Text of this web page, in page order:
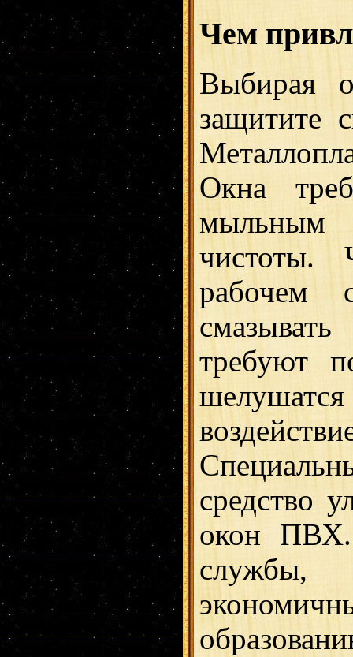
Чем
Выбирая
защитите
Окна
мыльным
чистоты.
рабочем
требуют
средство
окон
службы,